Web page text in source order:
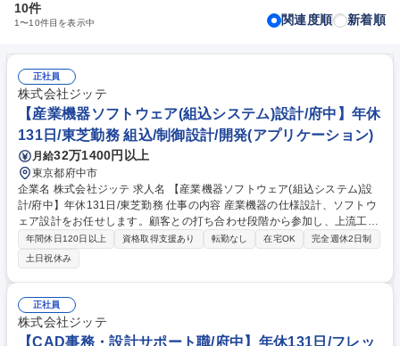
10件
1〜10件目を表示中 関連度順 新着順
正社員
株式会社ジッテ
【産業機器ソフトウェア(組込システム)設計/府中】年休
131日/東芝勤務 組込/制御設計/開発(アプリケーション)
月給32万1400円以上
東京都府中市
企業名 株式会社ジッテ 求人名 【産業機器ソフトウェア(組込システム)設
計/府中】年休131日/東芝勤務 仕事の内容 産業機器の仕様設計、ソフトウ
ェア設計をお任せします。顧客との打ち合わせ段階から参加し、上流工程
に携わることができるポジションです。 【案件期間】基本的には長期的に
プロジェクトメンバーとして携わって頂くことを想定しています。 【働く
環境】 ■顧客(東芝様)と直接取引を行っている為スムーズなコミュニケー
ションが可能。希望を伝えやすく、良好な関係を築いています。 ■入社
後、慣れるまでのフォローや教育は当社の社員だけではなく、顧客の社員
の方も対応頂いています。顧客先の研修も参加することもできます。 募集
職種 【産業機器ソフトウェア(組込システム)設計/府中】年休131日/東芝勤
年間休日120日以上 資格取得支援あり 転勤なし 在宅OK
完全週休2日制
土日祝休み
正社員
株式会社ジッテ
【CAD事務・設計サポート職/府中】年休131日/フレッ